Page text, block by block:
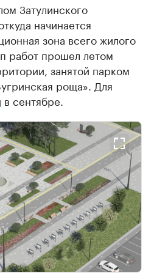
Затулинского
начинается
зона всего жилого
работ прошел летом
занятой парком
роща». Для
в сентябре.